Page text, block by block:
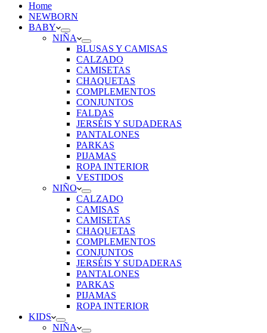
Home
NEWBORN
BABY
NIÑA
BLUSAS Y CAMISAS
CALZADO
CAMISETAS
CHAQUETAS
COMPLEMENTOS
CONJUNTOS
FALDAS
JERSÉIS Y SUDADERAS
PANTALONES
PARKAS
PIJAMAS
ROPA INTERIOR
VESTIDOS
NIÑO
CALZADO
CAMISAS
CAMISETAS
CHAQUETAS
COMPLEMENTOS
CONJUNTOS
JERSÉIS Y SUDADERAS
PANTALONES
PARKAS
PIJAMAS
ROPA INTERIOR
KIDS
NIÑA